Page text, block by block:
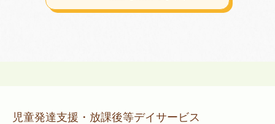
児童発達支援・放課後等デイサービス